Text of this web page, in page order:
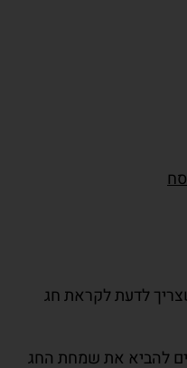
לדעת לקראת חג
להביא את שמחת החג